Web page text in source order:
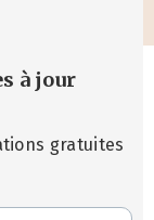
à jour
gratuites